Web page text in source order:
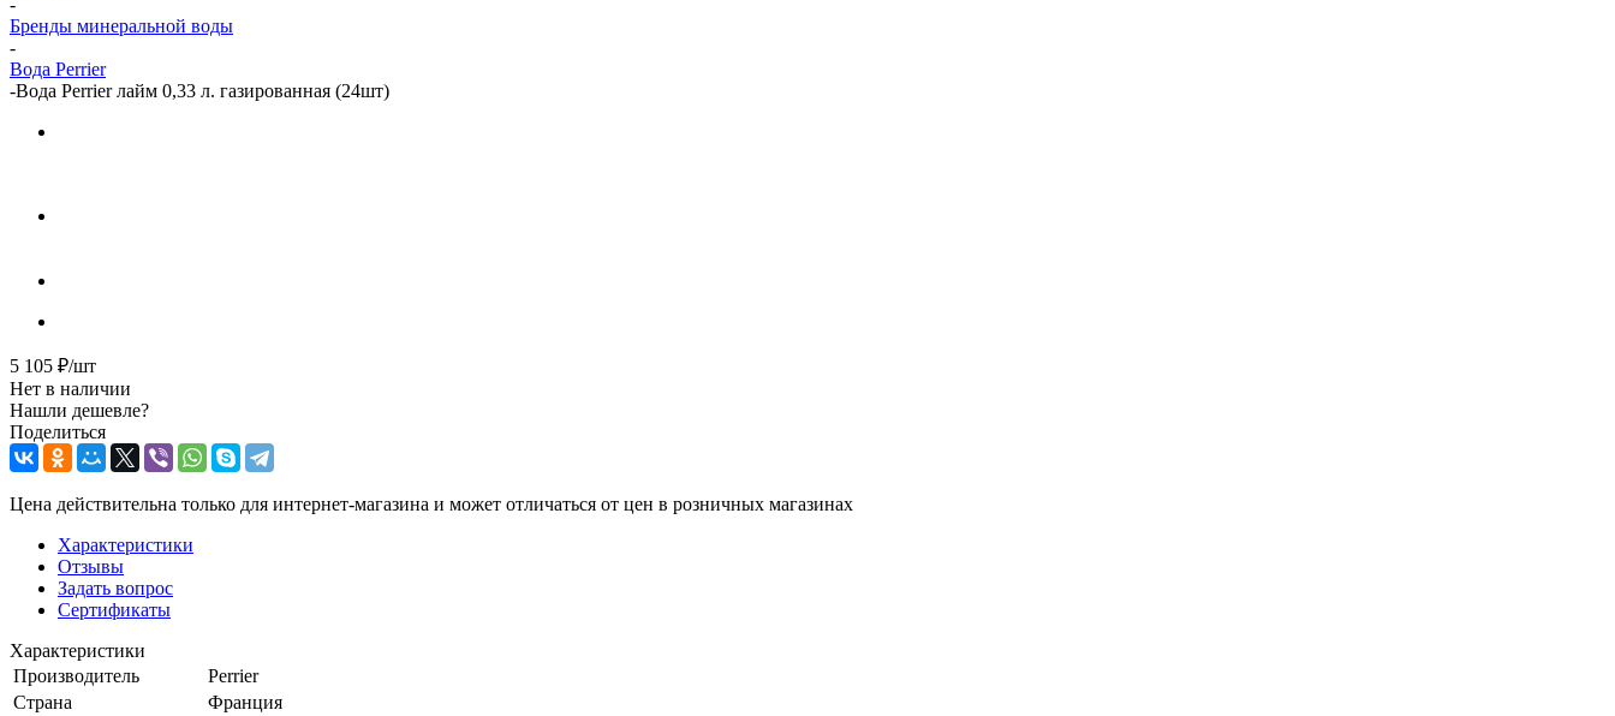
Бренды минеральной воды
-
Вода Perrier
-Вода Perrier лайм 0,33 л. газированная (24шт)
5 105 ₽/шт
Нет в наличии
Нашли дешевле?
Поделиться
Цена действительна только для интернет-магазина и может отличаться от цен в розничных магазинах
Характеристики
Отзывы
Задать вопрос
Сертификаты
Характеристики
Производитель
Perrier
Страна
Франция